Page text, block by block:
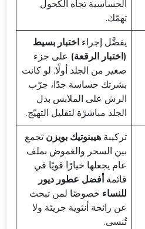
الحساسية تجاه الكحول
تهمّك.
يفضَّل إجراء اختبار بسيط
(اختبار الرقعة) على جزء
صغير من الجلد أولًا. لو كانت
بشرتك حساسة جدًا، جرّب
الرش على الملابس بدل
الجلد مباشرًة لتقليل التهيّج.
تركيبة هيبنوتيك بويزن تجمع
بين السحر والغموض بملف
عام يجعلها خيارًا قويًا في
قائمةأفضل عطور ديور
للنساء خصوصًا لمن تبحث
عن رائحة أنثوية جريئة ولا
تُنسى.